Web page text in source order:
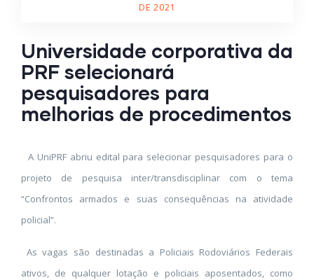
DE 2021
Universidade corporativa da
PRF selecionará
pesquisadores para
melhorias de procedimentos
A UniPRF abriu edital para selecionar pesquisadores para o
projeto de pesquisa inter/transdisciplinar com o tema
“Confrontos armados e suas consequências na atividade
policial”.
As vagas são destinadas a Policiais Rodoviários Federais
ativos, de qualquer lotação e policiais aposentados, como